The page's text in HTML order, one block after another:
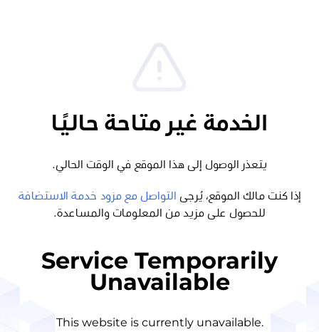
الخدمة غير متاحة حاليًا
يتعذر الوصول إلى هذا الموقع في الوقت الحالي.
إذا كنت مالك الموقع، يُرجى
التواصل مع مزود خدمة الاستضافة
للحصول على مزيد من المعلومات والمساعدة.
Service Temporarily
Unavailable
This website is currently unavailable.